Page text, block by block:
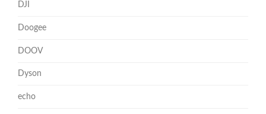
DJI
Doogee
DOOV
Dyson
echo